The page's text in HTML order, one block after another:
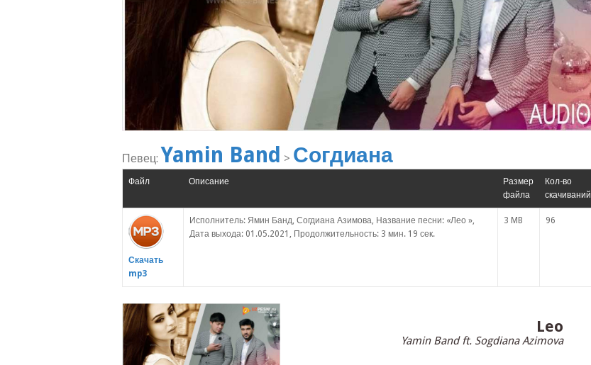
Певец: Yamin Band > Согдиана
Файл Описание
Размер
файла
Кол-во
скачиваний
Скачать
mp3
Исполнитель: Ямин Банд, Согдиана Азимова, Название песни: «Лео »,
Дата выхода: 01.05.2021, Продолжительность: 3 мин. 19 сек.
3 MB 96
Leo
Yamin Band ft. Sogdiana Azimova